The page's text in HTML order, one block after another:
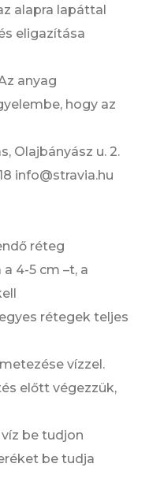
alapra lapáttal
eligazítása
anyag
hogy az
Olajbányász u. 2.
info@stravia.hu
réteg
4-5 cm –t, a
rétegek teljes
vízzel.
előtt végezzük,
be tudjon
be tudja